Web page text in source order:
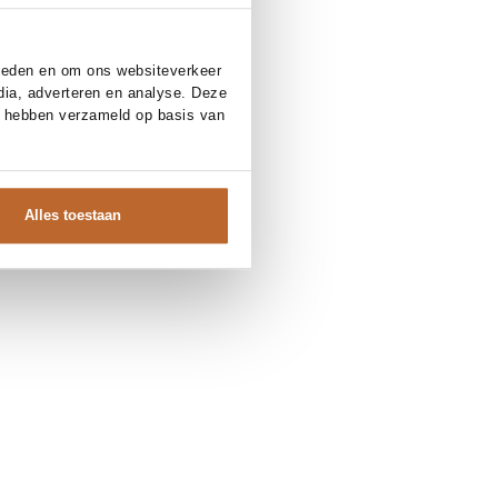
en om ons websiteverkeer
adverteren en analyse. Deze
verzameld op basis van
Alles toestaan